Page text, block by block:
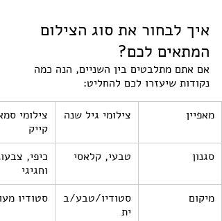
איך לבחור את סוג הצילום
המתאים לכם?
אם אתם מתלבטים בין השניים, הנה כמה
נקודות שיעזרו לכם להחליט:
מאפיין צילומי גיל שנה
צילומי
קייק
סגנון
טבעי, קלאסי
כיפי,
וחגיגי
מיקום
סטודיו/טבע/ב
ית
סטודיו